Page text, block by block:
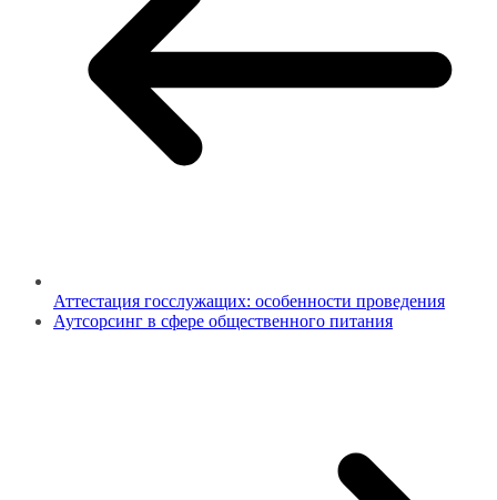
Аттестация госслужащих: особенности проведения
Аутсорсинг в сфере общественного питания